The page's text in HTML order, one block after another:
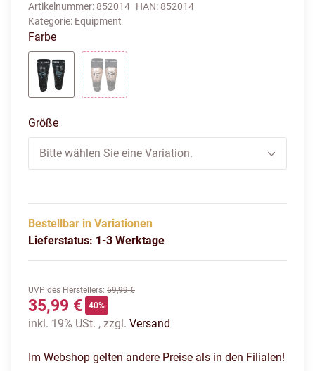
Artikelnummer: 852014 HAN: 852014
Kategorie: Equipment
Farbe
Größe
Bitte wählen Sie eine Variation.
Bestellbar in Variationen
Lieferstatus: 1-3 Werktage
UVP des Herstellers: 59,99 €
35,99 € 40%
inkl. 19% USt. , zzgl. Versand
Im Webshop gelten andere Preise als in den Filialen!